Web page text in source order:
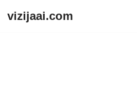
vizijaai.com